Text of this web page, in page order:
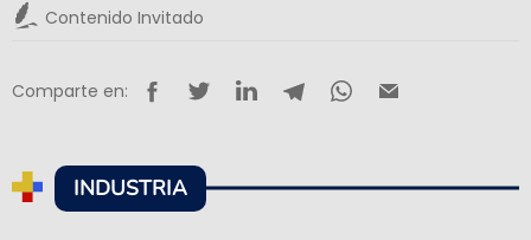
Contenido Invitado
Comparte en:
INDUSTRIA